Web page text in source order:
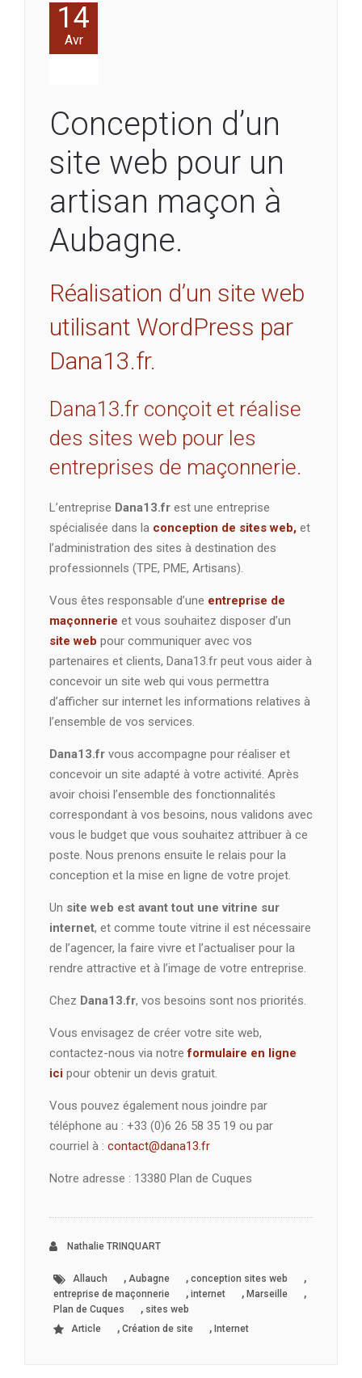
14
Avr
Conception d’un
site web pour un
artisan maçon à
Aubagne.
Réalisation d’un site web
utilisant WordPress par
Dana13.fr.
Dana13.fr conçoit et réalise
des sites web pour les
entreprises de maçonnerie.
L’entreprise Dana13.fr est une entreprise
spécialisée dans la conception de sites web, et
l’administration des sites à destination des
professionnels (TPE, PME, Artisans).
Vous êtes responsable d’une entreprise de
maçonnerie et vous souhaitez disposer d’un
site web pour communiquer avec vos
partenaires et clients, Dana13.fr peut vous aider à
concevoir un site web qui vous permettra
d’afficher sur internet les informations relatives à
l’ensemble de vos services.
Dana13.fr vous accompagne pour réaliser et
concevoir un site adapté à votre activité. Après
avoir choisi l’ensemble des fonctionnalités
correspondant à vos besoins, nous validons avec
vous le budget que vous souhaitez attribuer à ce
poste. Nous prenons ensuite le relais pour la
conception et la mise en ligne de votre projet.
Un site web est avant tout une vitrine sur
internet, et comme toute vitrine il est nécessaire
de l’agencer, la faire vivre et l’actualiser pour la
rendre attractive et à l’image de votre entreprise.
Chez Dana13.fr, vos besoins sont nos priorités.
Vous envisagez de créer votre site web,
contactez-nous via notreformulaire en ligne
ici pour obtenir un devis gratuit.
Vous pouvez également nous joindre par
téléphone au : +33 (0)6 26 58 35 19 ou par
courriel à : contact@dana13.fr
Notre adresse : 13380 Plan de Cuques
Nathalie TRINQUART
Allauch , Aubagne , conception sites web ,
entreprise de maçonnerie , internet , Marseille ,
Plan de Cuques , sites web
Article
, Création de site , Internet